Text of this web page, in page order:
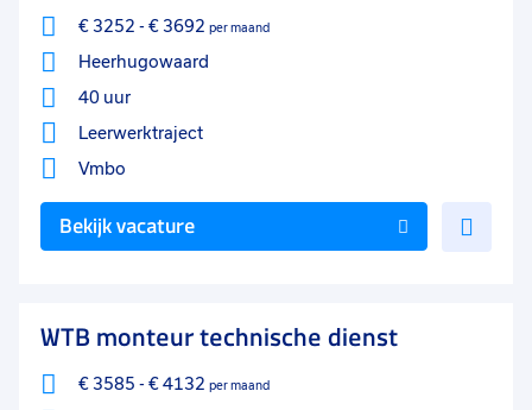
€ 3252 - € 3692 per maand
Heerhugowaard
40 uur
Leerwerktraject
Vmbo
Bekijk vacature
WTB monteur technische dienst
€ 3585 - € 4132 per maand